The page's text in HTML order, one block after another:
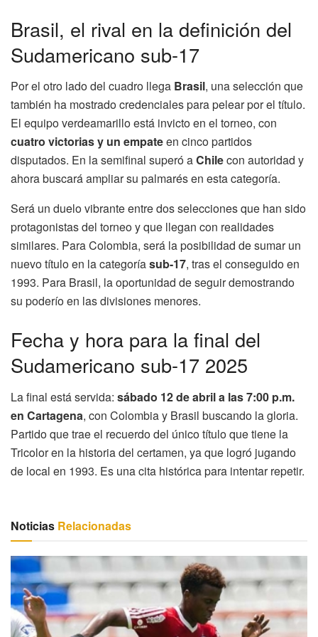
Brasil, el rival en la definición del
Sudamericano sub-17
Por el otro lado del cuadro llega Brasil, una selección que
también ha mostrado credenciales para pelear por el título.
El equipo verdeamarillo está invicto en el torneo, con
cuatro victorias y un empateen cinco partidos
disputados. En la semifinal superó aChilecon autoridad y
ahora buscará ampliar su palmarés en esta categoría.
Será un duelo vibrante entre dos selecciones que han sido
protagonistas del torneo y que llegan con realidades
similares. Para Colombia, será la posibilidad de sumar un
nuevo título en la categoríasub-17, tras el conseguido en
1993. Para Brasil, la oportunidad de seguir demostrando
su poderío en las divisiones menores.
Fecha y hora para la final del
Sudamericano sub-17 2025
La final está servida: sábado 12 de abril a las 7:00 p.m.
en Cartagena, con Colombia y Brasil buscando la gloria.
Partido que trae el recuerdo del único título que tiene la
Tricolor en la historia del certamen, ya que logró jugando
de local en 1993. Es una cita histórica para intentar repetir.
Noticias Relacionadas